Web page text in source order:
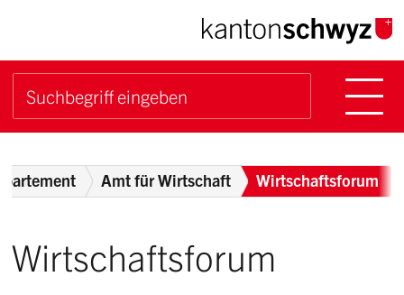
Navigieren im Kanton
Schnellnavigation
Suchbegriff
Breadcrumb
Amt für Wirtschaft Wirtschaftsforum
Wirtschaftsforum